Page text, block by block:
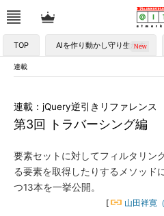
TOP AIを作り動かし守り生かす
連載
第3回 トラバーシング編
連載：jQuery逆引きリファレンス
要素セットに対してフィルタリン
る要素を取得したりするメソッド
つ13本を一挙公開。
[ 山田祥寛